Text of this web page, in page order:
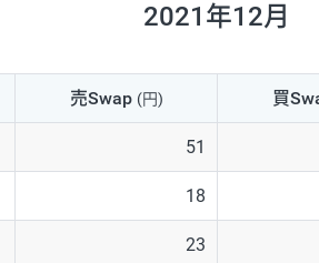
41円
71円
103円
2021年12月
売Swap (円) 買
51
18
23